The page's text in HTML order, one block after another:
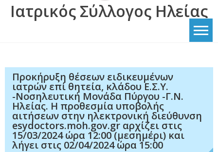
Ιατρικός Σύλλογος Ηλείας
Προκήρυξη θέσεων ειδικευμένων
ιατρών επί θητεία, κλάδου Ε.Σ.Υ.
-Νοσηλευτική Μονάδα Πύργου -Γ.Ν.
Ηλείας. Η προθεσμία υποβολής
αιτήσεων στην ηλεκτρονική διεύθυνση
esydoctors.moh.gov.gr αρχίζει στις
15/03/2024 ώρα 12:00 (μεσημέρι) και
λήγει στις 02/04/2024 ώρα 15:00